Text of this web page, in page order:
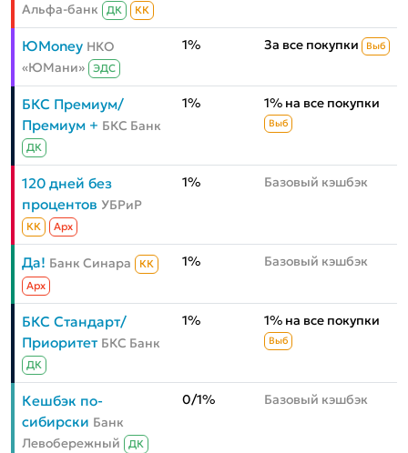
Альфа-банк ДК КК
ЮMoney НКО
«ЮМани»
ЭДС
1% За все покупки Выб
БКС Премиум/
Премиум + БКС Банк
ДК
1% 1% на все покупки
Выб
120 дней без
процентов УБРиР
КК Aрх
1% Базовый кэшбэк
Да! Банк Синара
КК
Aрх
1% Базовый кэшбэк
БКС Стандарт/
Приоритет БКС Банк
ДК
1% 1% на все покупки
Выб
Кешбэк по-
сибирски Банк
Левобережный
ДК
0/1% Базовый кэшбэк